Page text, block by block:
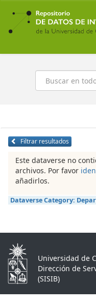
Ir
contenido
principal
Buscar
Filtrar resultados
Este dataverse no
archivos. Por favor
añadirlos.
Dataverse Category:
Universidad de
Dirección de
(SISIB)